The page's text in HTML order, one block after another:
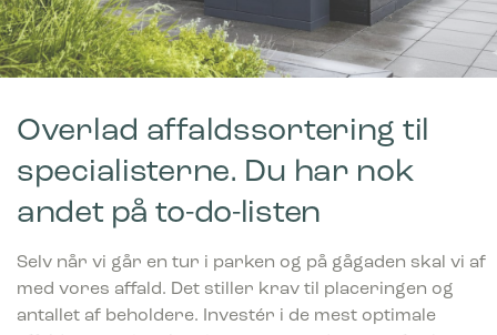
Overlad affaldssortering til
specialisterne. Du har nok
andet på to-do-listen
Selv når vi går en tur i parken og på gågaden skal vi af
med vores affald. Det stiller krav til placeringen og
antallet af beholdere. Investér i de mest optimale